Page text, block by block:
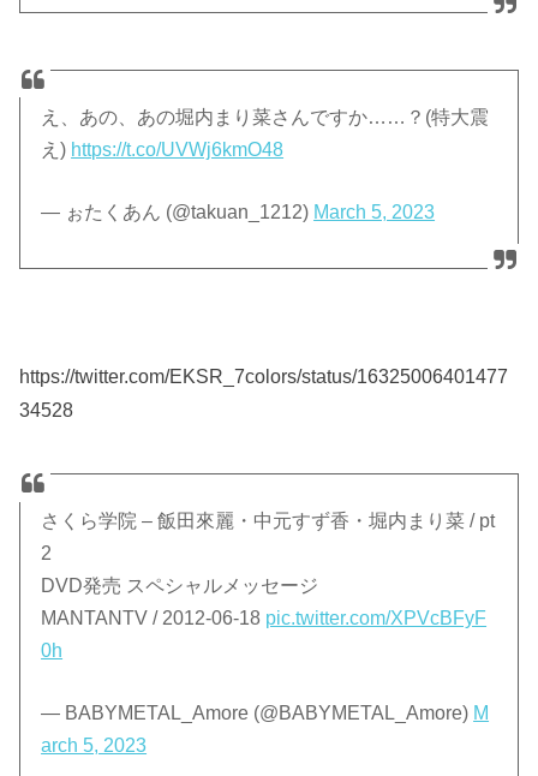
え、あの、あの堀内まり菜さんですか……？(特大震
え) https://t.co/UVWj6kmO48
— ぉたくあん (@takuan_1212) March 5, 2023
https://twitter.com/EKSR_7colors/status/16325006401477
34528
さくら学院 – 飯田來麗・中元すず香・堀内まり菜 / pt
2
DVD発売 スペシャルメッセージ
MANTANTV / 2012-06-18 pic.twitter.com/XPVcBFyF
0h
— BABYMETAL_Amore (@BABYMETAL_Amore) M
arch 5, 2023